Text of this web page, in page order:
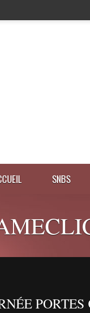
SNBS
PORTES